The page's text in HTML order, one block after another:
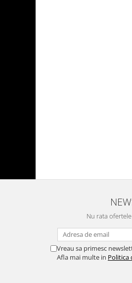
Nu rata
Vreau sa primesc
Afla mai multe in Politica